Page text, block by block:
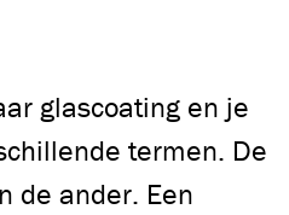
glascoating en je
termen. De
de ander. Een